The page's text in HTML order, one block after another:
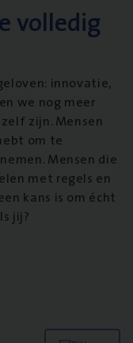
volledig
innovatie,
we nog meer
zijn. Mensen
om te
Mensen die
met regels en
kans is om écht
jij?